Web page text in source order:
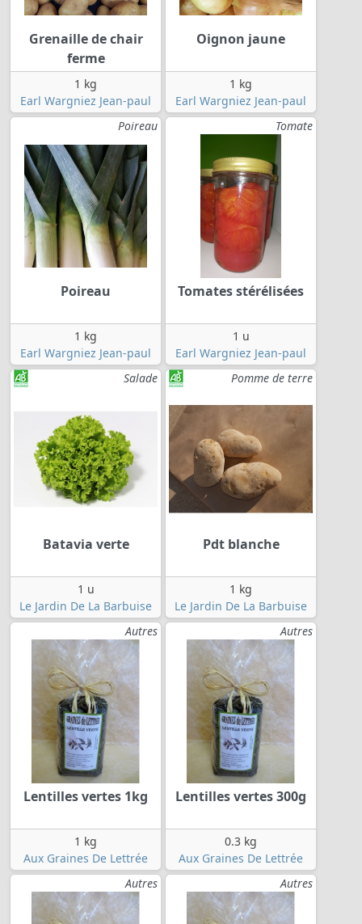
Grenaille de chair
ferme
1 kg
Earl Wargniez Jean-paul
Oignon jaune
1 kg
Earl Wargniez Jean-paul
Poireau
Poireau
1 kg
Earl Wargniez Jean-paul
Tomate
Tomates stérélisées
1 u
Earl Wargniez Jean-paul
Salade
Batavia verte
1 u
Le Jardin De La Barbuise
Pomme de terre
Pdt blanche
1 kg
Le Jardin De La Barbuise
Autres
Lentilles vertes 1kg
1 kg
Aux Graines De Lettrée
Autres
Lentilles vertes 300g
0.3 kg
Aux Graines De Lettrée
Autres
Autres